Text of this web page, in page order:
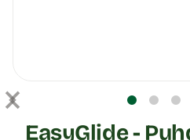
EasyGlide -